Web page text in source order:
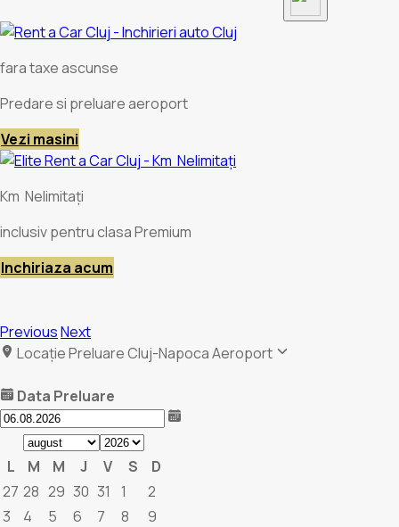
fara taxe ascunse
Predare si preluare aeroport
Vezi masini
Km Nelimitați
inclusiv pentru clasa Premium
Inchiriaza acum
PreviousNext
Locație PreluareCluj-Napoca Aeroport
Data Preluare
L M M J V S
D
27 28 29 30 31 1
2
3
4 5 6 7 8
9